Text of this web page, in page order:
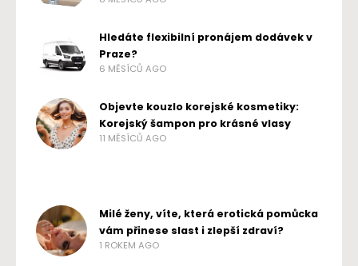
Hledáte flexibilní pronájem dodávek v
Praze?
6 MĚSÍCŮ AGO
Objevte kouzlo korejské kosmetiky:
Korejský šampon pro krásné vlasy
11 MĚSÍCŮ AGO
Milé ženy, víte, která erotická pomůcka
vám přinese slast i zlepší zdraví?
1 ROKEM AGO